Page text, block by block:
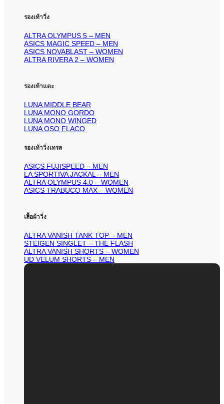
รองเท้าวิ่ง
ALTRA OLYMPUS 5 – MEN
ASICS MAGIC SPEED – MEN
ASICS NOVABLAST – WOMEN
ALTRA RIVERA 2 – WOMEN
รองเท้าแตะ
LUNA MIDDLE BEAR
LUNA MONO GORDO
LUNA MONO WINGED
LUNA OSO FLACO
รองเท้าวิ่งเทรล
ASICS FUJISPEED – MEN
LA SPORTIVA JACKAL – MEN
ALTRA OLYMPUS 4.0 – WOMEN
ASICS TRABUCO MAX – WOMEN
เสื้อผ้าวิ่ง
ALTRA VANISH TANK TOP – MEN
STEIGEN SINGLET – THE FLASH
ALTRA VANISH SHORTS – WOMEN
UD VELUM SHORTS – MEN